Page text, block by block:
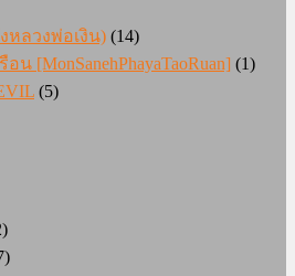
หลวงพ่อเงิน) (14)
[MonSanehPhayaTaoRuan] (1)
(5)